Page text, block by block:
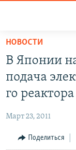
Перейти
основному
содержанию
основной
навигации
Перейти
ЭКОНОМИКА
РЕГИОН
НОВОСТИ
В Японии
подача
го реактора
Март 23, 2011
Поделиться